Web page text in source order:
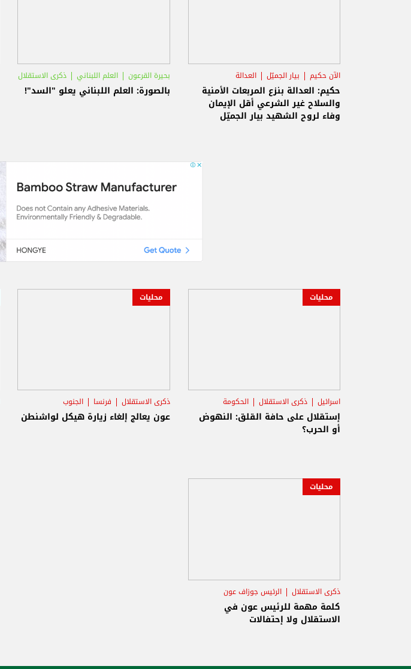
الآن حكيم بيار الجميّل العدالة
حكيم: العدالة بنزع المربعات الأمنية
والسلاح غير الشرعي أقل الإيمان
وفاء لروح الشهيد بيار الجميّل
بحيرة القرعون العلم اللبناني ذكرى الاستقلال
بالصورة: العلم اللبناني يعلو "السد"!
محليات
اسرائيل ذكرى الاستقلال الحكومة
إستقلال على حافة القلق: النهوض
أو الحرب؟
محليات
ذكرى الاستقلال فرنسا الجنوب
عون يعالج إلغاء زيارة هيكل لواشنطن
محليات
ذكرى الاستقلال
الرئيس جوزاف عون
القصر الجمهوري
كلمة مهمة للرئيس عون في
الاستقلال ولا إحتفالات